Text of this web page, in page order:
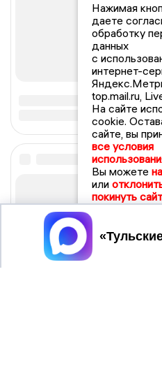
Нажимая
даете
обработку
данных
с
интернет-
top.mail.ru,
На сайте
cookie.
сайте, вы
все условия
Вы можете
или
покинуть сайт
Принять